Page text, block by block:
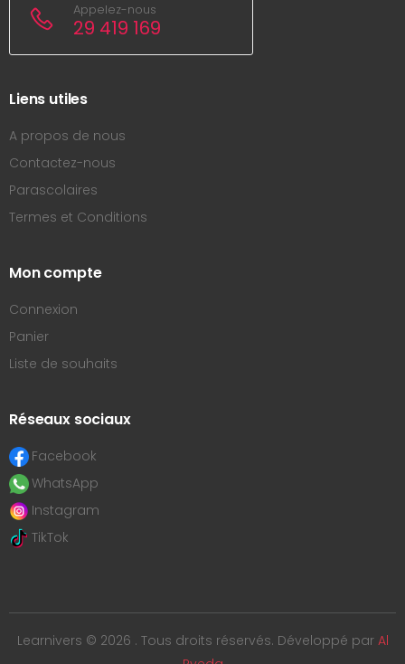
Appelez-nous
29 419 169
Liens utiles
A propos de nous
Contactez-nous
Parascolaires
Termes et Conditions
Mon compte
Connexion
Panier
Liste de souhaits
Réseaux sociaux
Facebook
WhatsApp
Instagram
TikTok
Learnivers © 2026 . Tous droits réservés. Développé par Al